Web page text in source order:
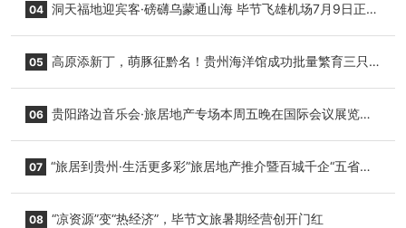
04 洞天福地迎宾客·磅礴乌蒙通山海 毕节飞雄机场7月9日正式
05 高原添新丁，萌豚征黔名！贵州海洋馆成功批量繁育三只
06 贵阳路边音乐会·旅居地产专场本周五晚在国际会议展览中
07 “旅居到贵州·生活更多彩”旅居地产推介暨百城千企“五省
08 “凉资源”变“热经济”，毕节文旅暑期经营创开门红